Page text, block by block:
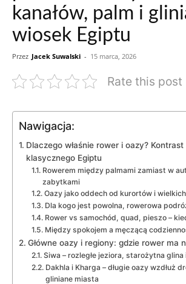
kanałów, palm i
wiosek Egiptu
Przez Jacek Suwalski - 15 marca, 2026
Rate this post
Nawigacja:
Dlaczego właśnie rower i oazy?
klasycznego Egiptu
Rowerem między palmami zamiast w
zabytkami
Oazy jako oddech od kurortów i
Dla kogo jest powolna, rowerowa
Rower vs samochód, quad, pieszo –
Między spokojem a męczącą
Główne oazy i regiony: gdzie rower ma
Siwa – rozległe jeziora, starożytna
Dakhla i Kharga – długie oazy wzdłuż
gliniane miasta